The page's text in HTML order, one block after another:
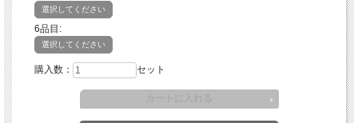
選択してください
6品目:
選択してください
購入数： セット